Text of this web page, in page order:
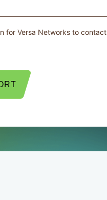
for Versa Networks to contact